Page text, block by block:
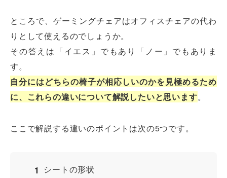
ところで、ゲーミングチェアはオフィスチェアの代わ
りとして使えるのでしょうか。
その答えは「イエス」でもあり「ノー」でもありま
す。
自分にはどちらの椅子が相応しいのかを見極めるため
に、これらの違いについて解説したいと思います。
ここで解説する違いのポイントは次の5つです。
シートの形状